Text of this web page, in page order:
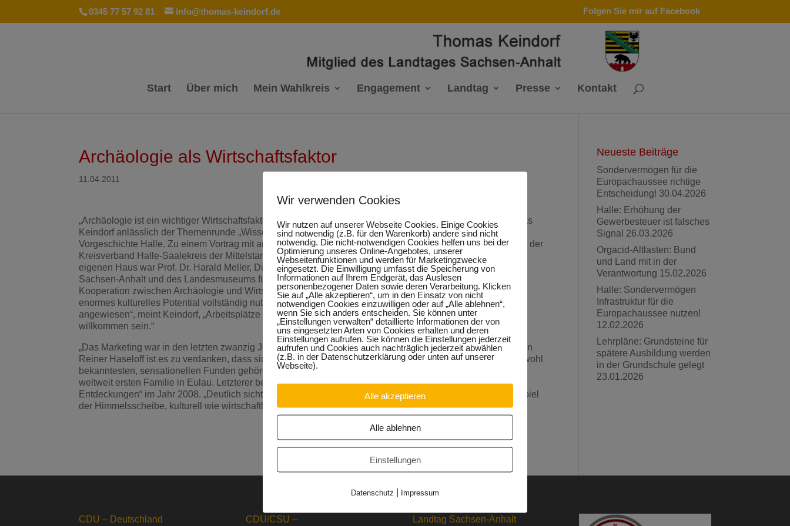
0345 77 57 92 81 info@thomas-keindorf.de Folgen Sie mir auf Facebook
Start Über mich Mein Wahlkreis Engagement Landtag Presse Kontakt
Archäologie als Wirtschaftsfaktor
11.04.2011
„Archäologie ist ein wichtiger Wirtschaftsfaktor für Sachsen-Anhalt“, erklärt der Landtagsabgeordnete Thomas
Keindorf anlässlich der Themenrunde „Wissenschaft pro Wirtschaft“ am 11. April im Landesmuseum für
Vorgeschichte Halle. Zu einem Vortrag mit anschließender Diskussionsrunde und Führung eingeladen hatte der
Kreisverband Halle-Saalekreis der Mittelstands- und Wirtschaftsvereinigung(MIT) der CDU. Gastredner im
eigenen Haus war Prof. Dr. Harald Meller, Direktor des Landesamtes für Denkmalpflege und Archäologie
Sachsen-Anhalt und des Landesmuseums für Vorgeschichte Halle. Dieser hat die Chancen einer starken
Kooperation zwischen Archäologie und Wirtschaft überzeugend dargestellt. „Sachsen-Anhalt muss sein
enormes kulturelles Potential vollständig nutzen. Dabei ist das Land auf die Unterstützung in der Wirtschaft
angewiesen“, meint Keindorf, „Arbeitsplätze in der Tourismusbranche und in der Archäologie müssen uns
willkommen sein.“
„Das Marketing war in den letzten zwanzig Jahren nicht optimal gesteuert. Dem künftigen Ministerpräsidenten
Reiner Haseloff ist es zu verdanken, dass sich hier etwas getan hat“, lobt Meller den CDU-Politiker. Zu den wohl
bekanntesten, sensationellen Funden gehören die Himmelsscheibe von Nebra und das Gräberfeld mit der
weltweit ersten Familie in Eulau. Letzterer belegte Rang 10 der weltweit bedeutendsten „Wissenschaftlichen
Entdeckungen“ im Jahr 2008. „Deutlich sichtbar ist der gesellschaftliche Mehrwert von Archäologie am Beispiel
der Himmelsscheibe, kulturell wie wirtschaftlich“, so Keindorf abschließend.
Neueste Beiträge
Sondervermögen für die
Europachaussee richtige
Entscheidung! 30.04.2026
Halle: Erhöhung der
Gewerbesteuer ist falsches
Signal 26.03.2026
Orgacid-Altlasten: Bund
und Land mit in der
Verantwortung 15.02.2026
Halle: Sondervermögen
Infrastruktur für die
Europachaussee nutzen!
12.02.2026
Lehrpläne: Grundsteine für
spätere Ausbildung werden
in der Grundschule gelegt
23.01.2026
CDU – Deutschland
CDU/CSU –
Landtag Sachsen-Anhalt
Wir verwenden Cookies
Wir nutzen auf unserer Webseite Cookies. Einige Cookies
sind notwendig (z.B. für den Warenkorb) andere sind nicht
notwendig. Die nicht-notwendigen Cookies helfen uns bei der
Optimierung unseres Online-Angebotes, unserer
Webseitenfunktionen und werden für Marketingzwecke
eingesetzt. Die Einwilligung umfasst die Speicherung von
Informationen auf Ihrem Endgerät, das Auslesen
personenbezogener Daten sowie deren Verarbeitung. Klicken
Sie auf „Alle akzeptieren“, um in den Einsatz von nicht
notwendigen Cookies einzuwilligen oder auf „Alle ablehnen“,
wenn Sie sich anders entscheiden. Sie können unter
„Einstellungen verwalten“ detaillierte Informationen der von
uns eingesetzten Arten von Cookies erhalten und deren
Einstellungen aufrufen. Sie können die Einstellungen jederzeit
aufrufen und Cookies auch nachträglich jederzeit abwählen
(z.B. in der Datenschutzerklärung oder unten auf unserer
Webseite).
Alle akzeptieren
Alle ablehnen
Einstellungen
Datenschutz | Impressum